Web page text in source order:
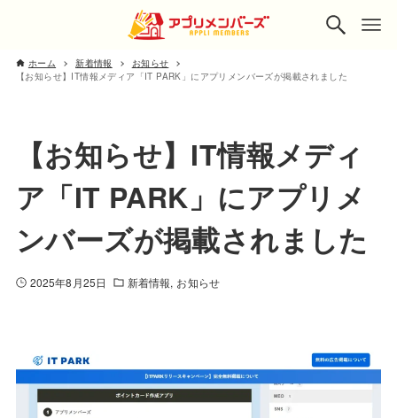
ホーム 新着情報
お知らせ
【お知らせ】IT情報メディア「IT PARK」にアプリメンバーズが掲載されました
【お知らせ】IT情報メディ
ア「IT PARK」にアプリメ
ンバーズが掲載されました
2025年8月25日 新着情報 お知らせ